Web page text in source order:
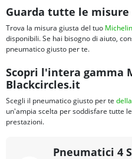
Guarda tutte le misure
Trova la misura giusta del tuo
disponibili. Se hai bisogno di aiuto,
pneumatico giusto per te.
Scopri l'intera gamma
Blackcircles.it
Scegli il pneumatico giusto per te
un'ampia scelta per soddisfare tutte
prestazioni.
Pneumatici 4